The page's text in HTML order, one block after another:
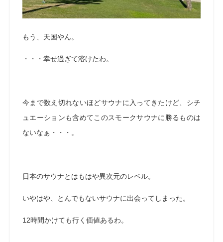
もう、天国やん。
・・・幸せ過ぎて溶けたわ。
今まで数え切れないほどサウナに入ってきたけど、シチ
ュエーションも含めてこのスモークサウナに勝るものは
ないなぁ・・・。
日本のサウナとはもはや異次元のレベル。
いやはや、とんでもないサウナに出会ってしまった。
12時間かけても行く価値あるわ。